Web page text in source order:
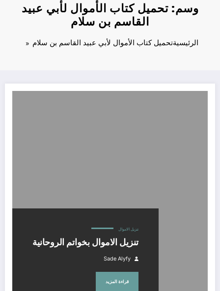
وسم: تحميل كتاب الأموال لأبي عبيد
القاسم بن سلام
الرئيسيةتحميل كتاب الأموال لأبي عبيد القاسم بن سلام
تنزيل الاموال
تنزيل الاموال بخواتم الروحانية
Sade Alyfy
قراءة المزيد